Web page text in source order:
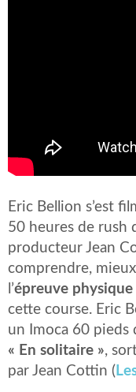
Eric Bellion s’est
50 heures de rush
producteur Jean
comprendre,
l’épreuve
cette course. Eric
un Imoca 60 pieds
« En solitaire »,
par Jean Cottin (